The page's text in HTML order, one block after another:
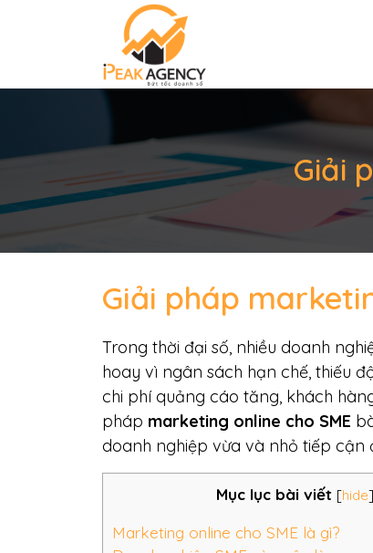
Giải
Giải pháp
Trong thời đại số, nhiều doanh
hoay vì ngân sách hạn chế, thiếu
chi phí quảng cáo tăng, khách
pháp marketing online cho SME
doanh nghiệp vừa và nhỏ tiếp
Mục lục bài viết [hide]
Marketing online cho SME là gì?